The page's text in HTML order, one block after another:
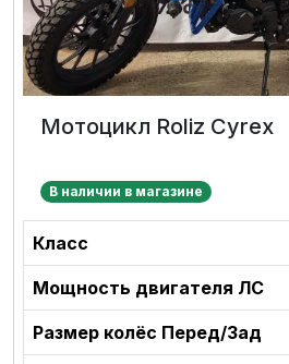
Мотоцикл Roliz Cyrex
В наличии в магазине
Класс
Мощность двигателя ЛС
Размер колёс Перед/Зад